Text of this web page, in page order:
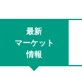
最新
マーケット
情報